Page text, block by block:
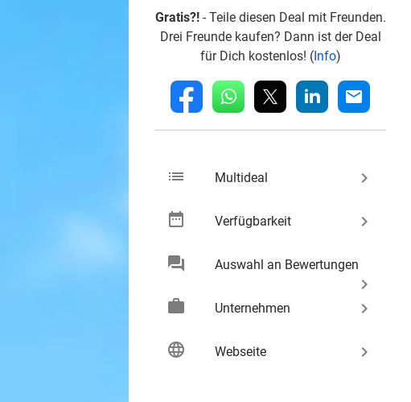
Gratis?!- Teile diesen Deal mit Freunden.
Drei Freunde kaufen? Dann ist der Deal
für Dich kostenlos! (Info)
fb whatsapp linkedin mail
list Multideal keyboard_arrow_right
date_range Verfügbarkeit keyboard_arrow_right
chat Auswahl an Bewertungen
keyboard_arrow_right
work
Unternehmen keyboard_arrow_right
language Webseite keyboard_arrow_right